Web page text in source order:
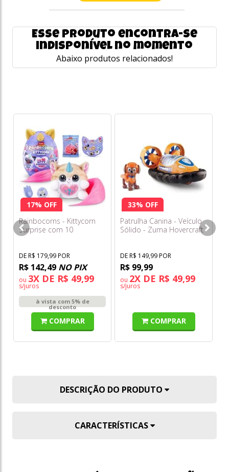
Esse produto encontra-se
indisponível no momento
Abaixo produtos relacionados!
17% OFF
Rainbocorns - Kittycorn
Surprise com 10
Surpresas - Série 9 - Fun
DE R$ 179,99 POR
R$ 142,49 NO PIX
ou 3X DE R$ 49,99
s/juros
à vista com 5% de
desconto
COMPRAR
33% OFF
Patrulha Canina - Veículo
Sólido - Zuma Hovercraft
DE R$ 149,99 POR
R$ 99,99
ou 2X DE R$ 49,99
s/juros
COMPRAR
DESCRIÇÃO DO PRODUTO
CARACTERÍSTICAS